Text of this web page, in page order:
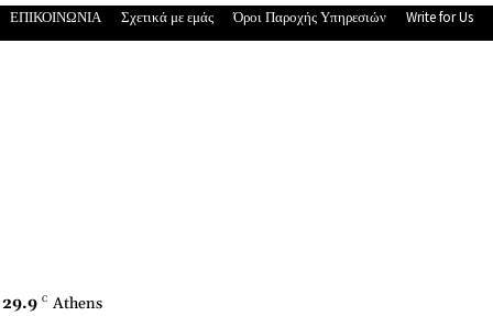
ΕΠΙΚΟΙΝΩΝΙΑ Σχετικά με εμάς Όροι Παροχής Υπηρεσιών Write for Us
29.9 C Athens